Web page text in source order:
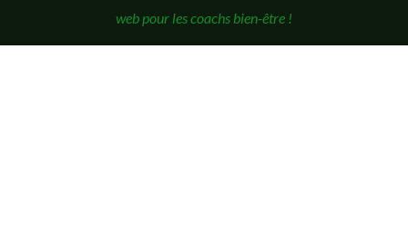
web pour les coachs bien-être !